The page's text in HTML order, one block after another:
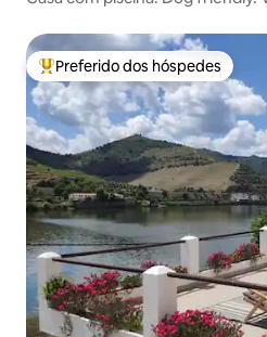
Entre os melhores preferidos
Preferido dos hóspedes